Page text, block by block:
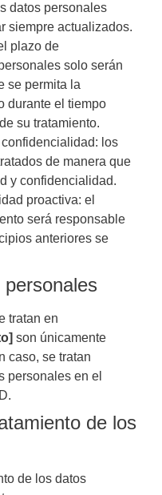
datos personales
siempre actualizados.
plazo de
solo serán
se permita la
durante el tiempo
su tratamiento.
los
de manera que
y confidencialidad.
proactiva: el
será responsable
anteriores se
tratan en
son únicamente
caso, se tratan
personales en el
de los
de los datos